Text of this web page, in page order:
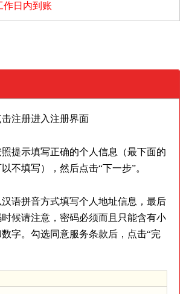
作日内到账
注册进入注册界面
提示填写正确的个人信息（最下面的
不填写），然后点击“下一步”。
语拼音方式填写个人地址信息，最后
候请注意，密码必须而且只能含有小
字。勾选同意服务条款后，点击“完